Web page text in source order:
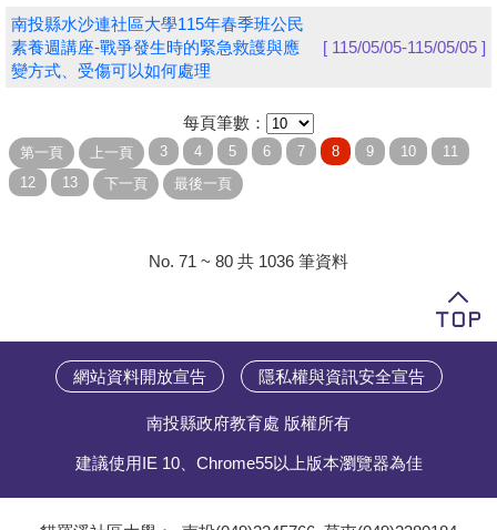
南投縣水沙連社區大學115年春季班公民
素養週講座-戰爭發生時的緊急救護與應
變方式、受傷可以如何處理
[ 115/05/05-115/05/05 ]
每頁筆數：
No. 71 ~ 80 共 1036 筆資料
網站資料開放宣告 隱私權與資訊安全宣告
南投縣政府教育處 版權所有
建議使用IE 10、Chrome55以上版本瀏覽器為佳